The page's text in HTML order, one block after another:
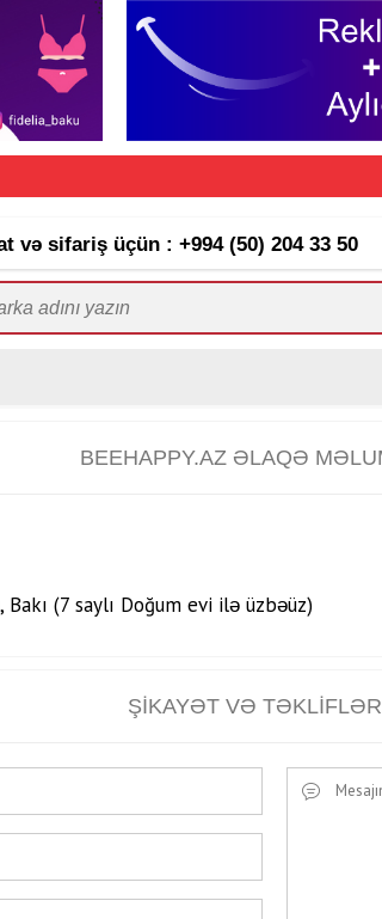
və sifariş üçün : +994 (50) 204 33 50
BEEHAPPY.AZ ƏLAQƏ
(7 saylı Doğum evi ilə üzbəüz)
ŞIKAYƏT VƏ